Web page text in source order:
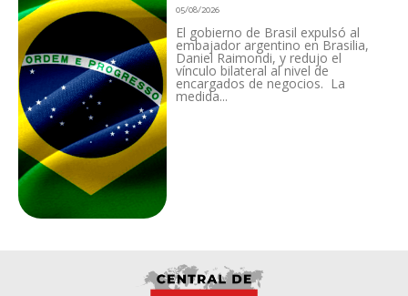
05/08/2026
El gobierno de Brasil expulsó al
embajador argentino en Brasilia,
Daniel Raimondi, y redujo el
vínculo bilateral al nivel de
encargados de negocios. La
medida...